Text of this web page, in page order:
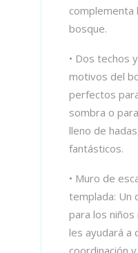
complementa
bosque.
• Dos techos
motivos del
perfectos
sombra o
lleno de
fantásticos.
• Muro de
templada: Un
para los
les ayudará a
coordinación